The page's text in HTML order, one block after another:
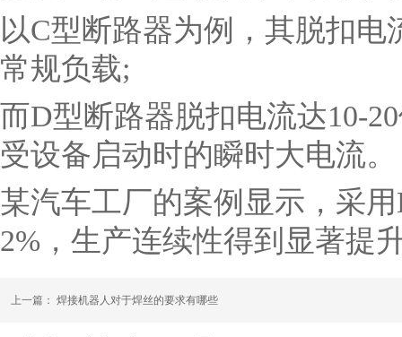
以C型断路器为例，其脱扣
常规负载;
而D型断路器脱扣电流达10-
受设备启动时的瞬时大电流。
某汽车工厂的案例显示，采
2%，生产连续性得到显著提
上一篇： 焊接机器人对于焊丝的要求有哪些